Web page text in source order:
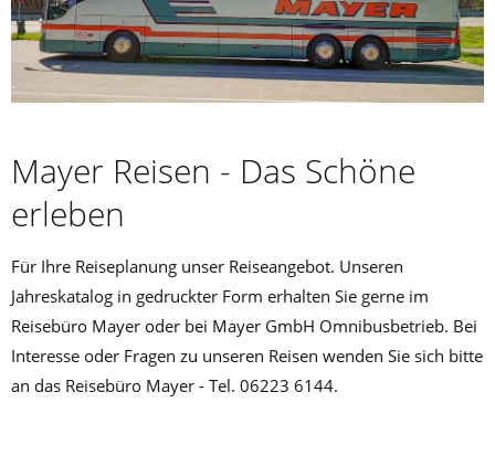
Mayer Reisen - Das Schöne
erleben
Für Ihre Reiseplanung unser Reiseangebot. Unseren
Jahreskatalog in gedruckter Form erhalten Sie gerne im
Reisebüro Mayer oder bei Mayer GmbH Omnibusbetrieb. Bei
Interesse oder Fragen zu unseren Reisen wenden Sie sich bitte
an das Reisebüro Mayer - Tel. 06223 6144.